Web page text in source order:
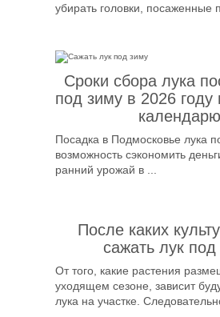
убирать головки, посаженные
Сроки сбора лука
под зиму в 2026 году
календарю
Посадка в Подмосковье лука
возможность сэкономить
ранний урожай в ...
После каких
сажать лук
От того, какие растения
уходящем сезоне, зависит
лука на участке.